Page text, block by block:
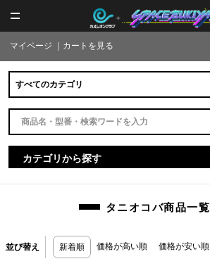
マイページ カートを見る
カテゴリから探す
タニオコバ商品一覧
並び替え 新着順 価格が高い順 価格が安い順